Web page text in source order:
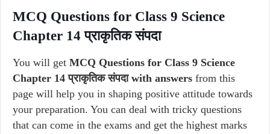
MCQ Questions for Class 9 Science
Chapter 14 प्राकृतिक संपदा
You will get MCQ Questions for Class 9 Science
Chapter 14 प्राकृतिक संपदा with answers from this
page will help you in shaping positive attitude towards
your preparation. You can deal with tricky questions
that can come in the exams and get the highest marks